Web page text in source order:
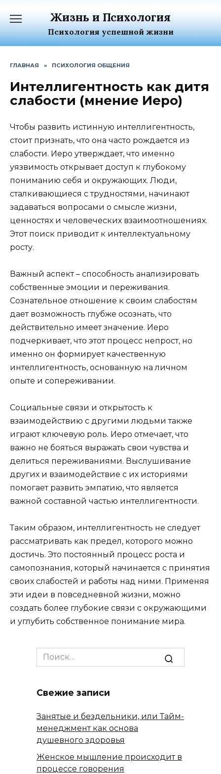
содержанию
Жизнь и Психология
Психология успешной жизни
ГЛАВНАЯ » ПСИХОЛОГИЯ ОБЩЕНИЯ
Интеллигентность как дитя
слабости (мнение Иеро)
Чтобы развить истинную интеллигентность,
стоит признать, что она часто рождается из
слабости. Иеро утверждает, что именно
уязвимость открывает доступ к глубокому
пониманию себя и окружающих. Люди,
сталкивающиеся с трудностями, начинают
задаваться вопросами о смысле жизни,
ценностях и человеческих взаимоотношениях.
Этот поиск приводит к интеллектуальному
росту.
Важный аспект – способность анализировать
собственные эмоции и переживания.
Сознательное отношение к своим слабостям
дает возможность глубже осознать, что
действительно имеет значение. Иеро
подчеркивает, что этот процесс непрост, но
именно он формирует качественную
интеллигентность, основанную на личном
опыте и сопереживании.
Социальные связи и открытость к
взаимодействию с другими людьми также
играют ключевую роль. Иеро отмечает, что
важно не бояться выражать свои чувства и
делиться переживаниями. Выслушивание
других и взаимодействие с их историями
помогает развить эмпатию, что является
важной составной частью интеллигентности.
Таким образом, интеллигентность не следует
рассматривать как предел, которого можно
достичь. Это постоянный процесс роста и
самопознания, который начинается с принятия
своих слабостей и работы над ними. Применяя
эти идеи в повседневной жизни, можно
создать более глубокие связи с окружающими
и углубить собственное понимание мира.
Search
for:
Свежие записи
Занятые и бездельники, или Тайм-
менеджмент как основа
душевного здоровья
Женское мышление происходит в
процессе говорения